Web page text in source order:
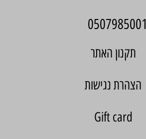
0507985001
הצהרת נגישות
Gift card